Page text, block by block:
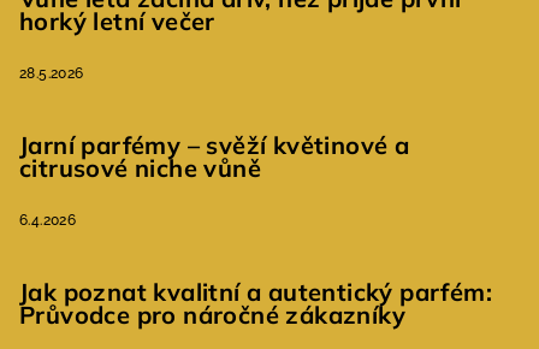
horký letní večer
28.5.2026
Jarní parfémy – svěží květinové a
citrusové niche vůně
6.4.2026
Jak poznat kvalitní a autentický parfém:
Průvodce pro náročné zákazníky